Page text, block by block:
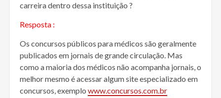
carreira dentro dessa instituição ?
Resposta :
Os concursos públicos para médicos são geralmente
publicados em jornais de grande circulação. Mas
como a maioria dos médicos não acompanha jornais, o
melhor mesmo é acessar algum site especializado em
concursos, exemplo www.concursos.com.br